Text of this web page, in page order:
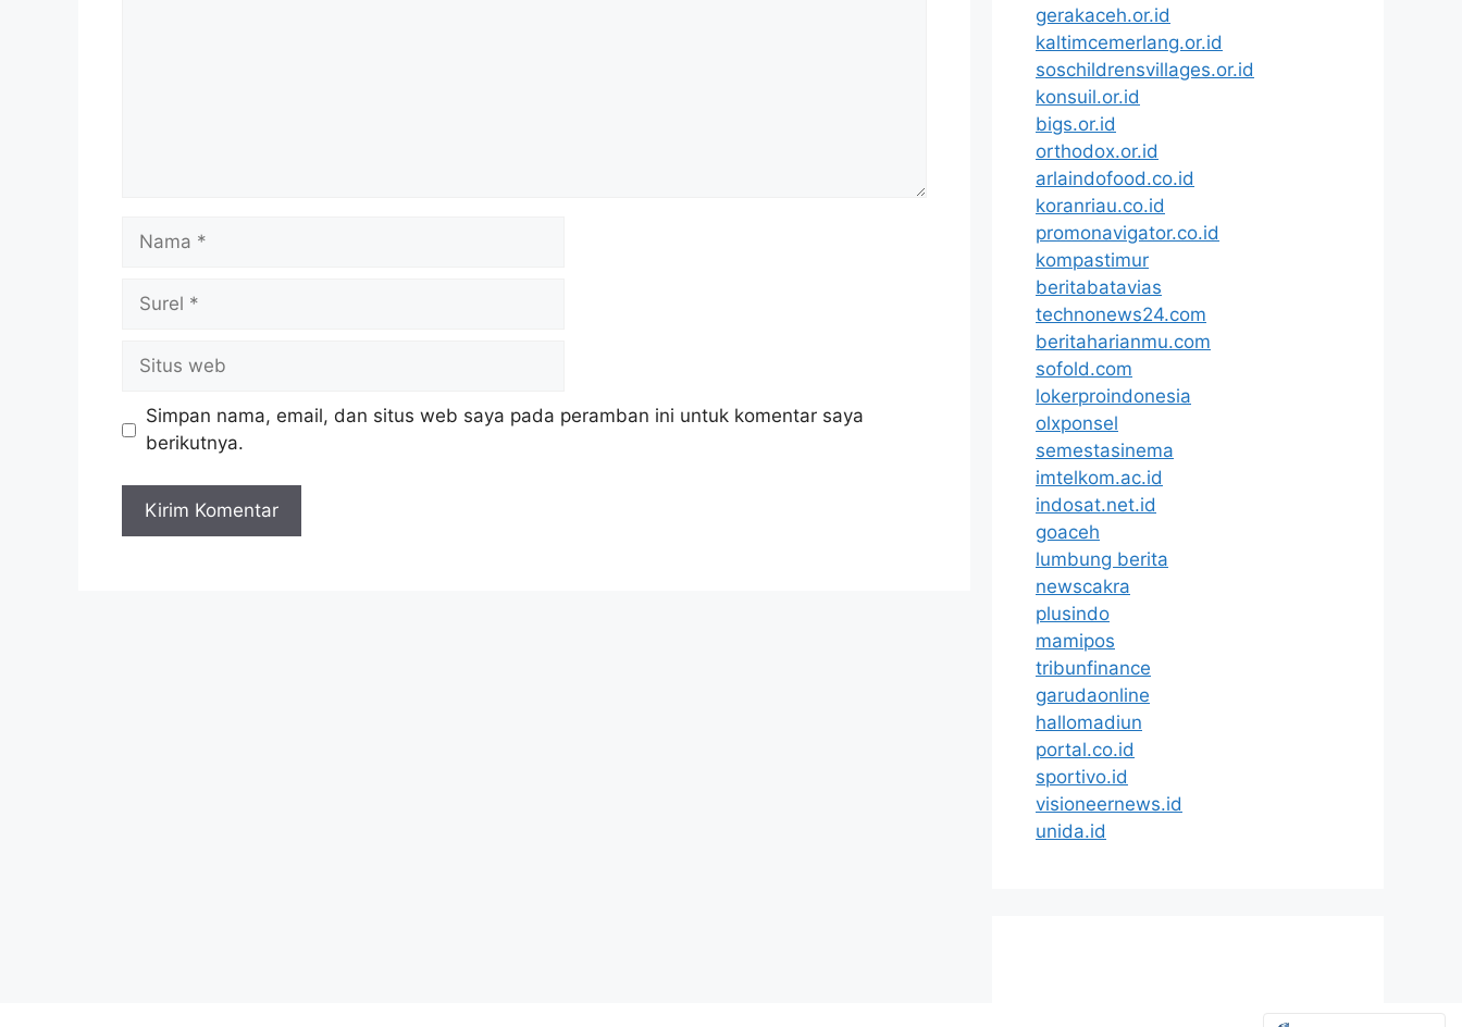
Nama
Surel
Situs
web
Simpan nama, email, dan situs web saya pada peramban ini untuk komentar saya
berikutnya.
gerakaceh.or.id
kaltimcemerlang.or.id
soschildrensvillages.or.id
konsuil.or.id
bigs.or.id
orthodox.or.id
arlaindofood.co.id
koranriau.co.id
promonavigator.co.id
kompastimur
beritabatavias
technonews24.com
beritaharianmu.com
sofold.com
lokerproindonesia
olxponsel
semestasinema
imtelkom.ac.id
indosat.net.id
goaceh
lumbung berita
newscakra
plusindo
mamipos
tribunfinance
garudaonline
hallomadiun
portal.co.id
sportivo.id
visioneernews.id
unida.id